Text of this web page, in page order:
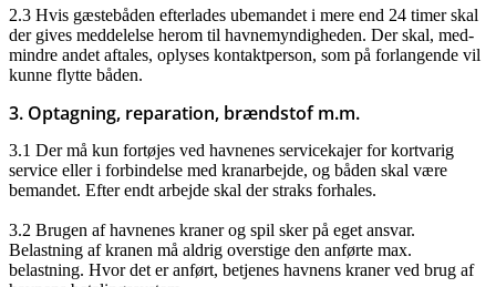
2.3 Hvis gæstebåden efterlades ubemandet i mere end 24 timer skal
der gives meddelelse herom til havnemyndigheden. Der skal, med-
mindre andet aftales, oplyses kontaktperson, som på forlangende vil
kunne flytte båden.
3. Optagning, reparation, brændstof m.m.
3.1 Der må kun fortøjes ved havnenes servicekajer for kortvarig
service eller i forbindelse med kranarbejde, og båden skal være
bemandet. Efter endt arbejde skal der straks forhales.
3.2 Brugen af havnenes kraner og spil sker på eget ansvar.
Belastning af kranen må aldrig overstige den anførte max.
belastning. Hvor det er anført, betjenes havnens kraner ved brug af